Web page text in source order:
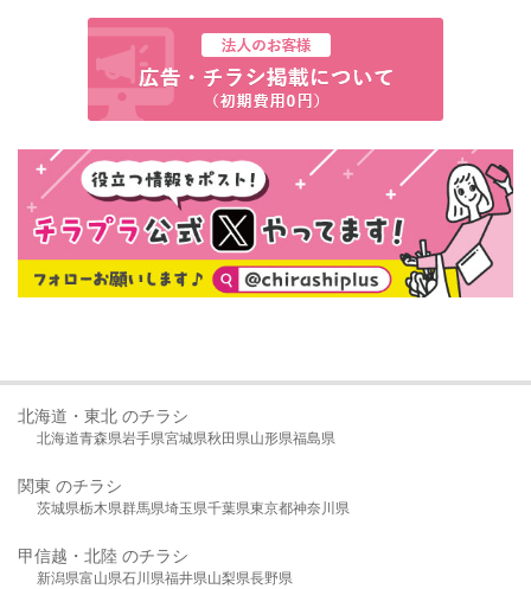
北海道・東北 のチラシ
北海道青森県岩手県宮城県秋田県山形県福島県
関東 のチラシ
茨城県栃木県群馬県埼玉県千葉県東京都神奈川県
甲信越・北陸 のチラシ
新潟県富山県石川県福井県山梨県長野県